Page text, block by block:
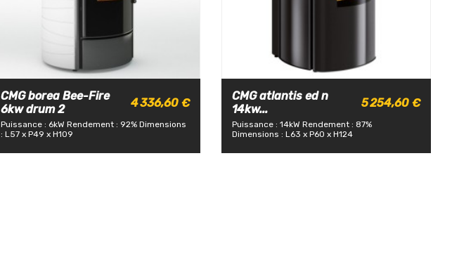
CMG borea Bee-Fire
6kw drum 2
4 336,60 €
Puissance : 6kW Rendement : 92% Dimensions
: L57 x P49 x H109
CMG atlantis ed n
14kw...
5 254,60 €
Puissance : 14kW Rendement : 87%
Dimensions : L63 x P60 x H124